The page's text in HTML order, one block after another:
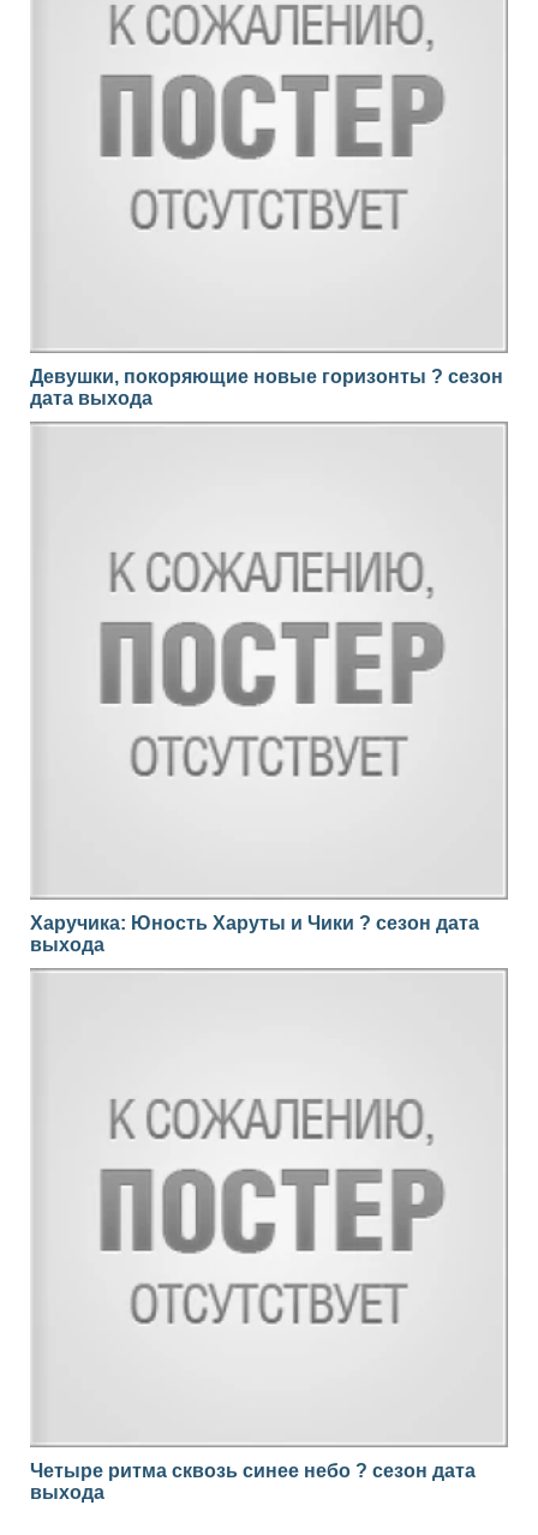
Девушки, покоряющие новые горизонты ? сезон
дата выхода
Харучика: Юность Харуты и Чики ? сезон дата
выхода
Четыре ритма сквозь синее небо ? сезон дата
выхода